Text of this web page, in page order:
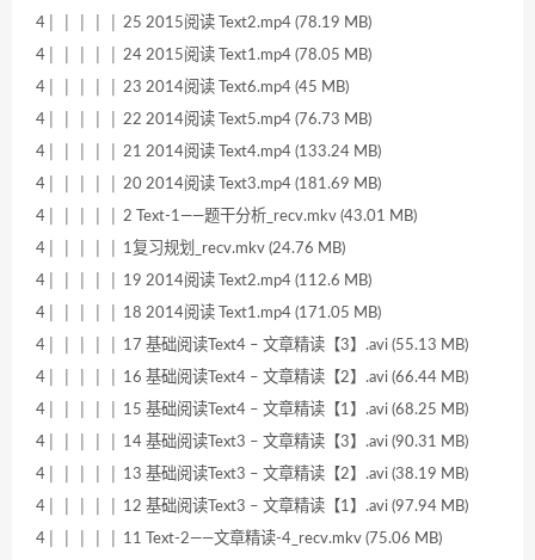
4│ │ │ │ │ 25 2015阅读 Text2.mp4 (78.19 MB)
4│ │ │ │ │ 24 2015阅读 Text1.mp4 (78.05 MB)
4│ │ │ │ │ 23 2014阅读 Text6.mp4 (45 MB)
4│ │ │ │ │ 22 2014阅读 Text5.mp4 (76.73 MB)
4│ │ │ │ │ 21 2014阅读 Text4.mp4 (133.24 MB)
4│ │ │ │ │ 20 2014阅读 Text3.mp4 (181.69 MB)
4│ │ │ │ │ 2 Text-1——题干分析_recv.mkv (43.01 MB)
4│ │ │ │ │ 1复习规划_recv.mkv (24.76 MB)
4│ │ │ │ │ 19 2014阅读 Text2.mp4 (112.6 MB)
4│ │ │ │ │ 18 2014阅读 Text1.mp4 (171.05 MB)
4│ │ │ │ │ 17 基础阅读Text4 – 文章精读【3】.avi (55.13 MB)
4│ │ │ │ │ 16 基础阅读Text4 – 文章精读【2】.avi (66.44 MB)
4│ │ │ │ │ 15 基础阅读Text4 – 文章精读【1】.avi (68.25 MB)
4│ │ │ │ │ 14 基础阅读Text3 – 文章精读【3】.avi (90.31 MB)
4│ │ │ │ │ 13 基础阅读Text3 – 文章精读【2】.avi (38.19 MB)
4│ │ │ │ │ 12 基础阅读Text3 – 文章精读【1】.avi (97.94 MB)
4│ │ │ │ │ 11 Text-2——文章精读-4_recv.mkv (75.06 MB)